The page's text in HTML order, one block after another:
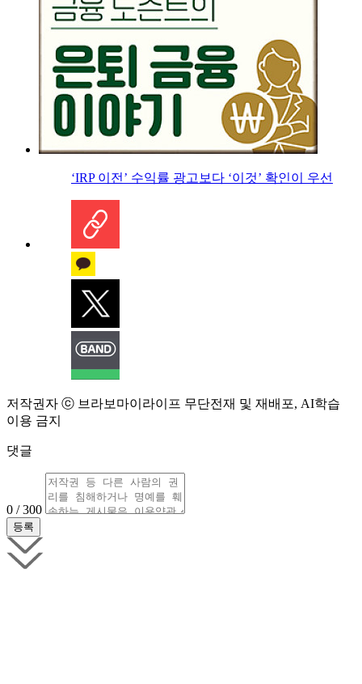
‘IRP 이전’ 수익률 광고보다 ‘이것’ 확인이 우선
저작권자 ⓒ 브라보마이라이프 무단전재 및 재배포, AI학습
이용 금지
댓글
0 / 300